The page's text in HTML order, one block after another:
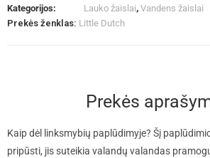
Kategorijos:
Lauko žaislai, Vandens žaislai
Prekės ženklas: Little Dutch
Prekės
Kaip dėl linksmybių paplūdimyje? Šį
pripūsti, jis suteikia valandų valandas